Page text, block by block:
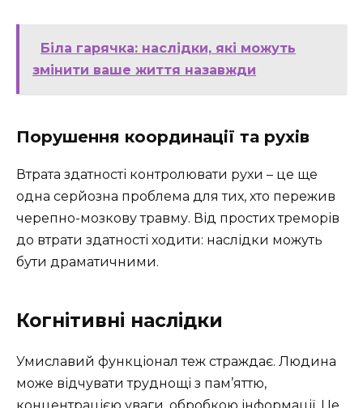
Біла гарячка: наслідки, які можуть
змінити ваше життя назавжди
Порушення координації та рухів
Втрата здатності контролювати рухи – це ще
одна серйозна проблема для тих, хто пережив
черепно-мозкову травму. Від простих треморів
до втрати здатності ходити: наслідки можуть
бути драматичними.
Когнітивні наслідки
Умиславий функціонал теж страждає. Людина
може відчувати труднощі з пам’яттю,